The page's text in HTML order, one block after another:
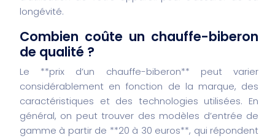
longévité.
Combien coûte un chauffe-biberon
de qualité ?
Le **prix d’un chauffe-biberon** peut varier
considérablement en fonction de la marque, des
caractéristiques et des technologies utilisées. En
général, on peut trouver des modèles d’entrée de
gamme à partir de **20 à 30 euros**, qui répondent